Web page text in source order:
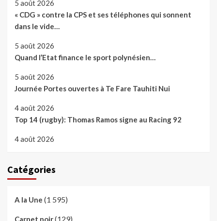
5 août 2026
« CDG » contre la CPS et ses téléphones qui sonnent
dans le vide…
5 août 2026
Quand l’Etat finance le sport polynésien…
5 août 2026
Journée Portes ouvertes à Te Fare Tauhiti Nui
4 août 2026
Top 14 (rugby): Thomas Ramos signe au Racing 92
4 août 2026
Catégories
A la Une (1 595)
Carnet noir(129)